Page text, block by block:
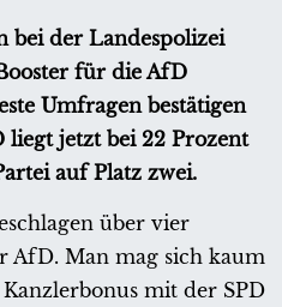
bei der Landespolizei
für die AfD
Umfragen bestätigen
liegt jetzt bei 22 Prozent
auf Platz zwei.
über vier
AfD. Man mag sich kaum
mit der SPD